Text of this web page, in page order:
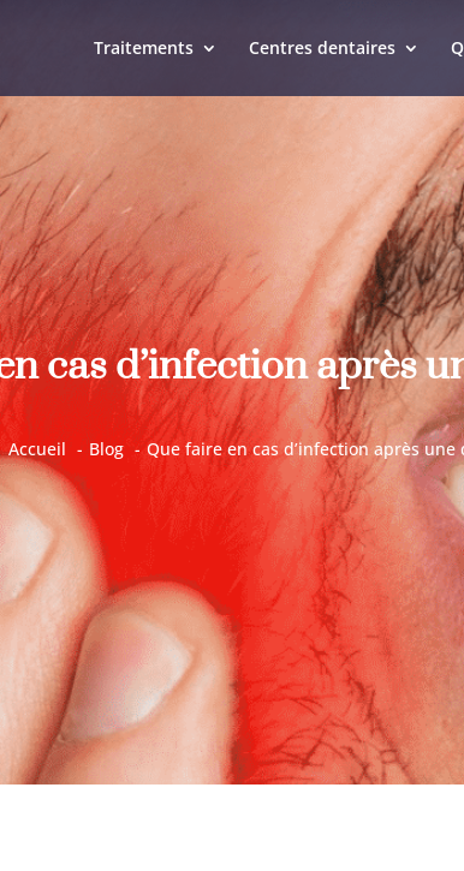
Traitements Centres dentaires
cas d’infection après
Accueil Blog Que faire en cas d’infection après une